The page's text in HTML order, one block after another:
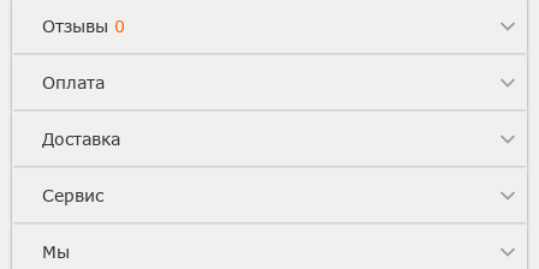
Отзывы 0
Оплата
Доставка
Сервис
Мы